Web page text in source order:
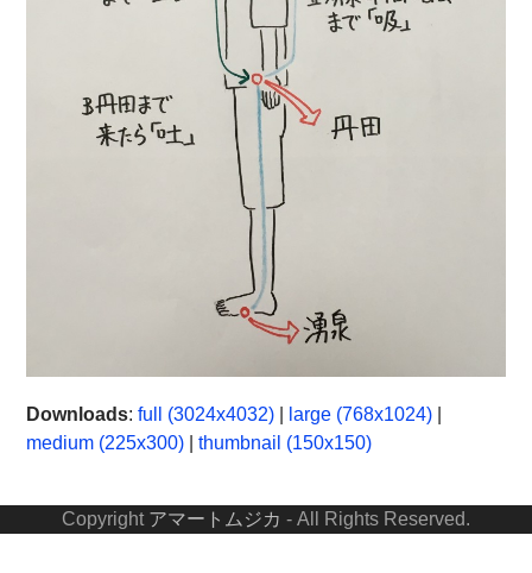
Downloads:full (3024x4032) large (768x1024)
medium (225x300) |thumbnail (150x150)
Copyright アマートムジカ - All Rights Reserved.